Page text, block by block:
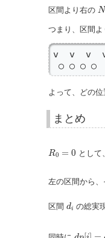
区間より右の N
N
つまり、区間
v  v  v
○ ○ ○ ○
よって、どの
まとめ
R0 = 0
R0 として
左の区間から
区間 di
di の総実